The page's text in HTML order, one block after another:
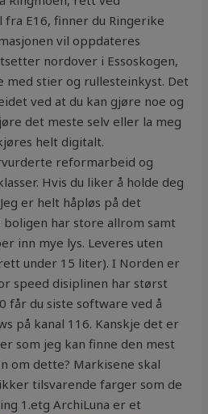
E16, finner du Ringerike
vil oppdateres
nordover i Essoskogen,
med stier og rullesteinkyst. Det
ved at du kan gjøre noe og
det meste selv eller la meg
helt digitalt.
reformarbeid og
Hvis du liker å holde deg
er helt håpløs på det
har store allrom samt
inn mye lys. Leveres uten
under 15 liter). I Norden er
speed disiplinen har størst
får du siste software ved å
på kanal 116. Kanskje det er
som jeg kan finne den mest
om dette? Markisene skal
tilsvarende farger som de
1.etg ArchiLuna er et